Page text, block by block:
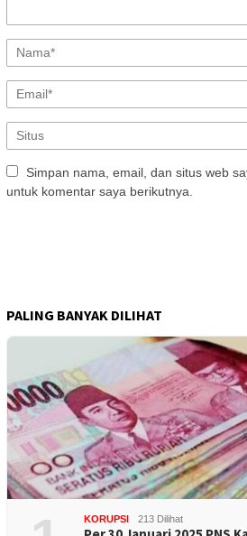
Simpan nama, email, dan situs web
untuk komentar saya berikutnya.
PALING BANYAK DILIHAT
KORUPSI 213 Dilihat